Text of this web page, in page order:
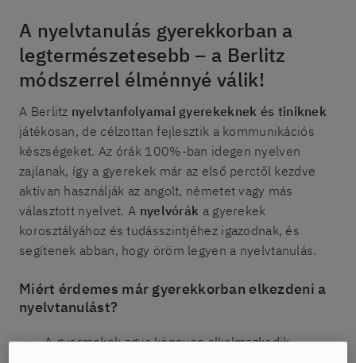
A nyelvtanulás gyerekkorban a
legtermészetesebb – a Berlitz
módszerrel élménnyé válik!
A Berlitz nyelvtanfolyamai gyerekeknek és tiniknek
játékosan, de célzottan fejlesztik a kommunikációs
készségeket. Az órák 100%-ban idegen nyelven
zajlanak, így a gyerekek már az első perctől kezdve
aktívan használják az angolt, németet vagy más
választott nyelvet. A nyelvórák a gyerekek
korosztályához és tudásszintjéhez igazodnak, és
segítenek abban, hogy öröm legyen a nyelvtanulás.
Miért érdemes már gyerekkorban elkezdeni a
nyelvtanulást?
A gyermekek agya könnyen alkalmazkodik,